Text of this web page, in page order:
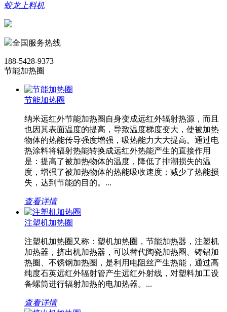
蛟龙上料机
全国服务热线
188-5428-9373
节能加热圈
节能加热圈
纳米远红外节能加热圈自身变成远红外辐射热源，而且
也因其表面温度的提高，导致温度梯度变大，使被加热
物体的热能传导强度增强，吸热能力大大提高。通过电
热涂料将辐射热能转换成远红外热能产生的直接作用
是：提高了被加热物体的温度，降低了排潮损失的温
度，增强了被加热物体的热能吸收速度；减少了热能损
失，达到节能的目的。...
查看详情
注塑机加热圈
注塑机加热圈又称：塑机加热圈，节能加热器，注塑机
加热器，挤出机加热器，可以替代陶瓷加热圈、铸铝加
热圈、不锈钢加热圈，是利用电阻丝产生热能，通过高
纯度石英远红外辐射管产生远红外射线，对塑料加工设
备螺筒进行辐射加热的电加热器。...
查看详情